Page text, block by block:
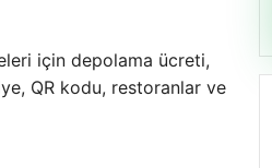
için depolama ücreti,
QR kodu, restoranlar ve